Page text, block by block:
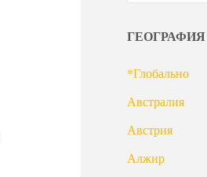
ГЕОГРАФИЯ
*Глобально
Австралия
Австрия
Алжир